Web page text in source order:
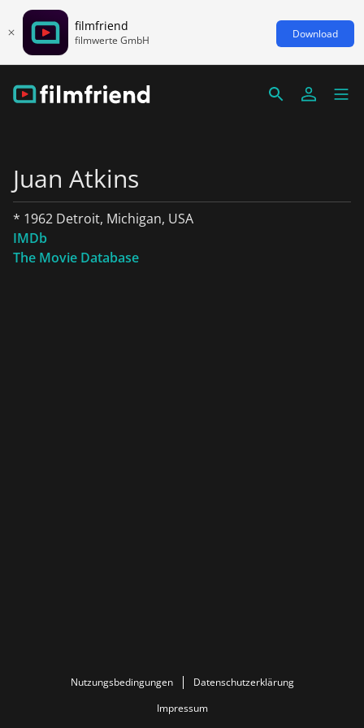
filmfriend
filmwerte GmbH Download
Juan Atkins
* 1962 Detroit, Michigan, USA
IMDb
The Movie Database
Nutzungsbedingungen
Datenschutzerklärung
Impressum